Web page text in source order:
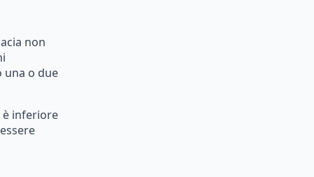
non
una o due
è inferiore
essere